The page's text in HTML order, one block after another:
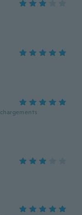
chargements